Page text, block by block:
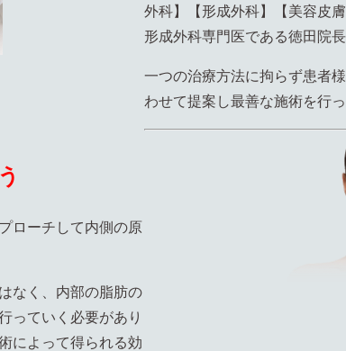
外科】【形成外科】【美容皮
形成外科専門医である徳田院
一つの治療方法に拘らず患者
わせて提案し最善な施術を行
ローチして内側の原
なく、内部の脂肪の
っていく必要があり
によって得られる効